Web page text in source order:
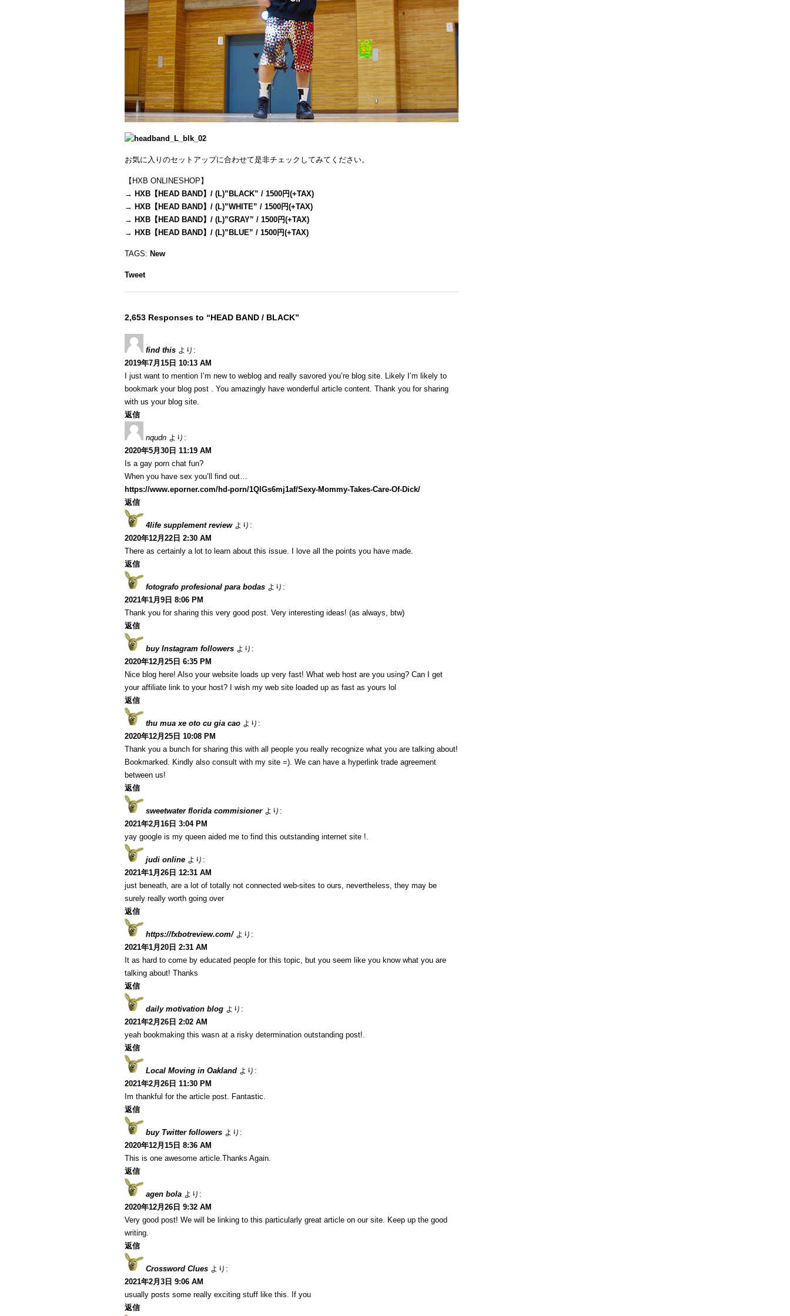
お気に入りのセットアップに合わせて是非チェックしてみてください。
【HXB ONLINESHOP】
→ HXB【HEAD BAND】/ (L)”BLACK” / 1500円(+TAX)
→ HXB【HEAD BAND】/ (L)”WHITE” / 1500円(+TAX)
→ HXB【HEAD BAND】/ (L)”GRAY” / 1500円(+TAX)
→ HXB【HEAD BAND】/ (L)”BLUE” / 1500円(+TAX)
TAGS: New
Tweet
2,653 Responses to “HEAD BAND / BLACK”
find this より:
2019年7月15日 10:13 AM
I just want to mention I’m new to weblog and really savored you’re blog site. Likely I’m likely to
bookmark your blog post . You amazingly have wonderful article content. Thank you for sharing
with us your blog site.
返信
nqudn より:
2020年5月30日 11:19 AM
Is a gay porn chat fun?
When you have sex you’ll find out…
https://www.eporner.com/hd-porn/1QlGs6mj1af/Sexy-Mommy-Takes-Care-Of-Dick/
返信
4life supplement review より:
2020年12月22日 2:30 AM
There as certainly a lot to learn about this issue. I love all the points you have made.
返信
fotografo profesional para bodas より:
2021年1月9日 8:06 PM
Thank you for sharing this very good post. Very interesting ideas! (as always, btw)
返信
buy Instagram followers より:
2020年12月25日 6:35 PM
Nice blog here! Also your website loads up very fast! What web host are you using? Can I get
your affiliate link to your host? I wish my web site loaded up as fast as yours lol
返信
thu mua xe oto cu gia cao より:
2020年12月25日 10:08 PM
Thank you a bunch for sharing this with all people you really recognize what you are talking about!
Bookmarked. Kindly also consult with my site =). We can have a hyperlink trade agreement
between us!
返信
sweetwater florida commisioner より:
2021年2月16日 3:04 PM
yay google is my queen aided me to find this outstanding internet site !.
judi online より:
2021年1月26日 12:31 AM
just beneath, are a lot of totally not connected web-sites to ours, nevertheless, they may be
surely really worth going over
返信
https://fxbotreview.com/ より:
2021年1月20日 2:31 AM
It as hard to come by educated people for this topic, but you seem like you know what you are
talking about! Thanks
返信
daily motivation blog より:
2021年2月26日 2:02 AM
yeah bookmaking this wasn at a risky determination outstanding post!.
返信
Local Moving in Oakland より:
2021年2月26日 11:30 PM
Im thankful for the article post. Fantastic.
返信
buy Twitter followers より:
2020年12月15日 8:36 AM
This is one awesome article.Thanks Again.
返信
agen bola より:
2020年12月26日 9:32 AM
Very good post! We will be linking to this particularly great article on our site. Keep up the good
writing.
返信
Crossword Clues より:
2021年2月3日 9:06 AM
usually posts some really exciting stuff like this. If you
返信